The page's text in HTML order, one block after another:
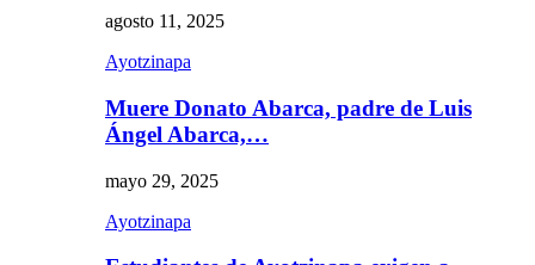
agosto 11, 2025
Ayotzinapa
Muere Donato Abarca, padre de Luis
Ángel Abarca,…
mayo 29, 2025
Ayotzinapa